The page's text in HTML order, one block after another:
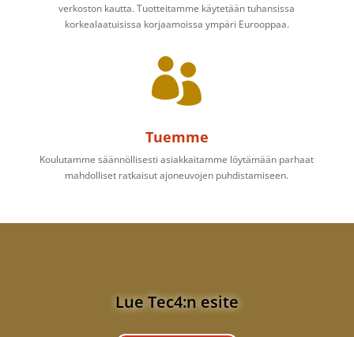
verkoston kautta. Tuotteitamme käytetään tuhansissa
korkealaatuisissa korjaamoissa ympäri Eurooppaa.

Tuemme
Koulutamme säännöllisesti asiakkaitamme löytämään parhaat
mahdolliset ratkaisut ajoneuvojen puhdistamiseen.
Lue Tec4:n esite